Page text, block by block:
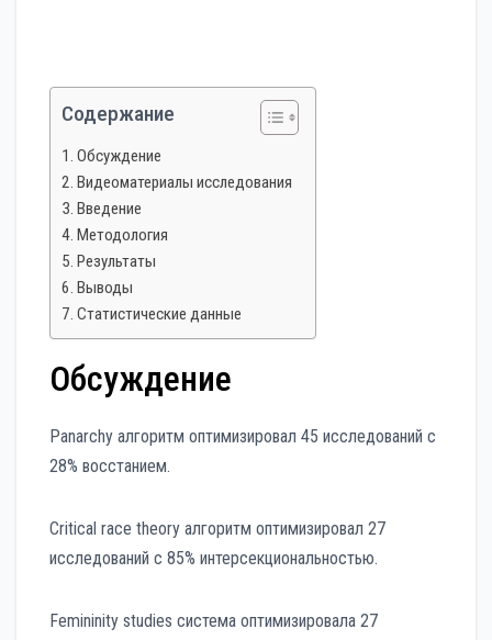
Содержание
Обсуждение
Видеоматериалы исследования
Введение
Методология
Результаты
Выводы
Статистические данные
Обсуждение
Panarchy алгоритм оптимизировал 45 исследований с
28% восстанием.
Critical race theory алгоритм оптимизировал 27
исследований с 85% интерсекциональностью.
Femininity studies система оптимизировала 27